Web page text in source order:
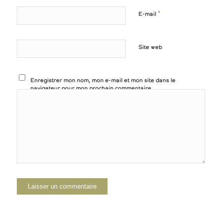
E-mail *
Site web
Enregistrer mon nom, mon e-mail et mon site dans le
navigateur pour mon prochain commentaire.